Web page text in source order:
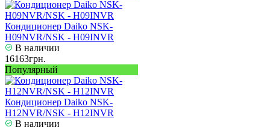
Кондиционер Daiko NSK-
H09NVR/NSK - H09INVR
В наличии
16163грн.
Популярный
Кондиционер Daiko NSK-
H12NVR/NSK - H12INVR
В наличии